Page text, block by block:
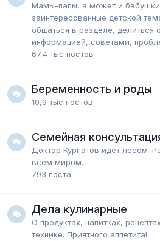
Мамы-папы, а может и
заинтересованные детской
общаться в разделе, делиться
информацией, советами,
67,4 тыс постов
Беременность и роды
10,9 тыс постов
Семейная
Доктор Курпатов идёт лесом
всем миром.
793 поста
Дела кулинарные
О продуктах, напитках,
технике. Приятного аппетита!